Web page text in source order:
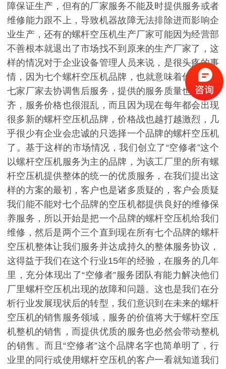
障保证生产，但有的厂家服务不能及时提供服务或者
维修能力跟不上，导致机器故障无法排除进而影响企
业生产，还有的螺杆空压机生产厂家可能因为经营部
不善根本就退出了市场找不到原来的生产厂家了，这
样的情况对于企业设备管理人员来说，是很头疼的事
情，因为七个螺杆空压机品牌，也就意味着你需要和
七家厂家去协调售后服务，提供的服务质量也参差不
齐，服务价格也很混乱，而且因为现在每年都会出现
很多新的螺杆空压机品牌，价格战也越打越激烈，几
乎很少有企业会忠诚的只选择一个品牌的螺杆空压机
了。基于这样的市场情况，我们创立了“空修者”这个
以螺杆空压机服务为主的品牌，为该工厂里的所有螺
杆空压机提供整体的统一的优质服务，在我们提出这
样的方案的最初，客户也是诸多质疑的，客户会质疑
我们能不能对七个品牌的空压机都提供良好的维修保
养服务，所以开始是把一个品牌的螺杆空压机给我们
维修，然后是两个三个直到现在所有七个品牌的螺杆
空压机整体让我们服务并达成持久的整体服务协议，
这得益于我们在这个行业15年的经验，在服务的几年
里，充分体现出了“空修者”服务团队有能力解决他们
厂里螺杆空压机出现的故障和问题。这也是我们在分
析行业发展现状后的转型，我们意识到在未来的螺杆
空压机的销售服务领域，服务的价值将大于螺杆空压
机整机的销售，而提供优质的服务也必然会带动整机
的销售。而且“空修者”这个品牌名字也简单明了，行
业里的同行或使用螺杆空压机的客户一看就知道我们